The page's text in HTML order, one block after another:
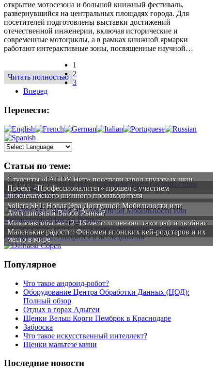
открытие мотосезона и большой книжный фестиваль,
развернувшийся на центральных площадях города. Для
посетителей подготовлены выставки достижений
отечественной инженерии, включая исторические и
современные мотоциклы, а в рамках книжной ярмарки
работают интерактивные зоны, посвященные научной…
Читать полностью
1
2
3
Вперед
Перевести:
Статьи по теме:
Студенты «ГАПОУ Нит» посетили завод грузовых шин
KAMA TYRES
Проект «Профессионалитет» прошел с участием
нижнекамского шинного производителя
Sollers SF1: Новая Эра Доступной Мобильности или
Амбициозный Вызов Рынка?
Микроавтобус на 12–16 мест: лицензия, тахограф и двойная
роль водителя-директора
Маленькие радости: Феномен японских кей-родстеров и их
место в мире
Популярное
Что такое андроид-робот?
Оборудование Центра Обработки Данных (ЦОД):
Полный обзор
Отдых в горах Адыгеи
Щенки Вельш Корги Пемброк в Краснодаре
Заброска
Что такое искусственный интеллект?
Щенки мальтезе мини
Последние новости